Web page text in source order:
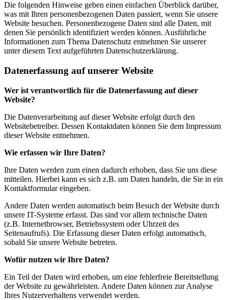
Die folgenden Hinweise geben einen einfachen Überblick darüber,
was mit Ihren personenbezogenen Daten passiert, wenn Sie unsere
Website besuchen. Personenbezogene Daten sind alle Daten, mit
denen Sie persönlich identifiziert werden können. Ausführliche
Informationen zum Thema Datenschutz entnehmen Sie unserer
unter diesem Text aufgeführten Datenschutzerklärung.
Datenerfassung auf unserer Website
Wer ist verantwortlich für die Datenerfassung auf dieser
Website?
Die Datenverarbeitung auf dieser Website erfolgt durch den
Websitebetreiber. Dessen Kontaktdaten können Sie dem Impressum
dieser Website entnehmen.
Wie erfassen wir Ihre Daten?
Ihre Daten werden zum einen dadurch erhoben, dass Sie uns diese
mitteilen. Hierbei kann es sich z.B. um Daten handeln, die Sie in ein
Kontaktformular eingeben.
Andere Daten werden automatisch beim Besuch der Website durch
unsere IT-Systeme erfasst. Das sind vor allem technische Daten
(z.B. Internetbrowser, Betriebssystem oder Uhrzeit des
Seitenaufrufs). Die Erfassung dieser Daten erfolgt automatisch,
sobald Sie unsere Website betreten.
Wofür nutzen wir Ihre Daten?
Ein Teil der Daten wird erhoben, um eine fehlerfreie Bereitstellung
der Website zu gewährleisten. Andere Daten können zur Analyse
Ihres Nutzerverhaltens verwendet werden.